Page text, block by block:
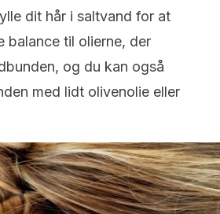
dit hår i saltvand for at
balance til olierne, der
og du kan også
med lidt olivenolie eller